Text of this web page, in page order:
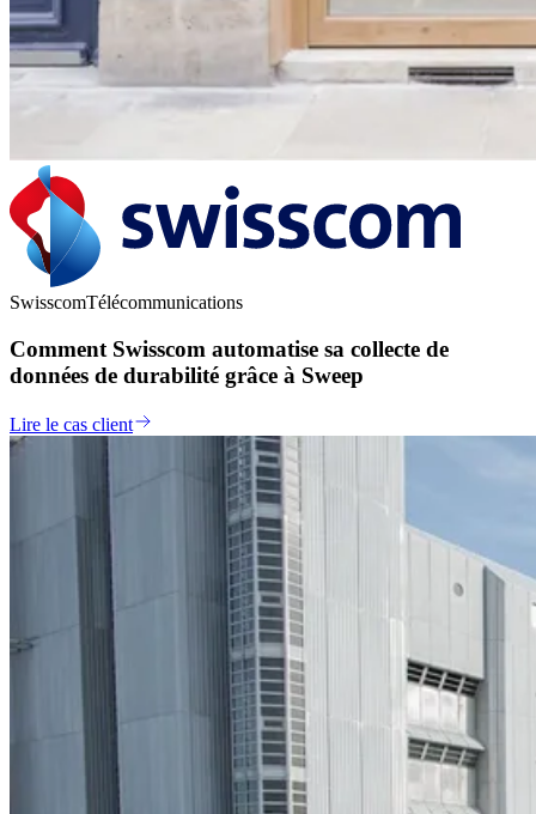
SwisscomTélécommunications
Comment Swisscom automatise sa collecte de
données de durabilité grâce à Sweep
Lire le cas client